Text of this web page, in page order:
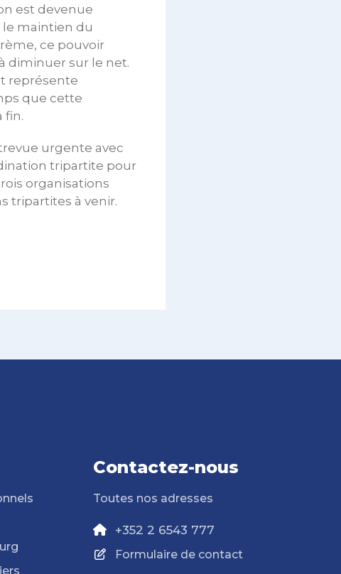
est devenue
le maintien du
ce pouvoir
diminuer sur le net.
représente
que cette
fin.
urgente avec
tripartite pour
organisations
tripartites à venir.
Contactez-nous
Toutes nos adresses
+352 2 6543 777
Formulaire de contact